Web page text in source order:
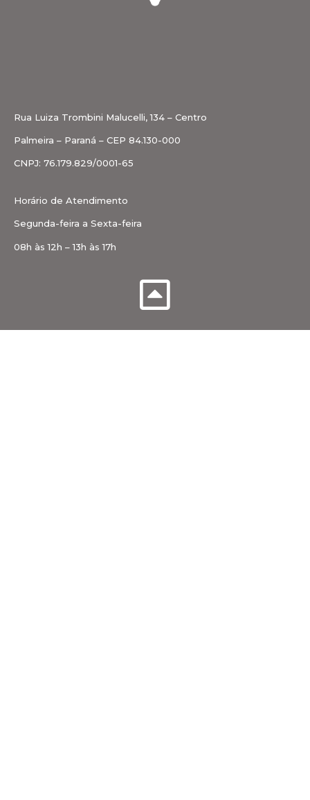
Rua Luiza Trombini Malucelli, 134 – Centro
Palmeira – Paraná – CEP 84.130-000
CNPJ: 76.179.829/0001-65
Horário de Atendimento
Segunda-feira a Sexta-feira
08h às 12h – 13h às 17h